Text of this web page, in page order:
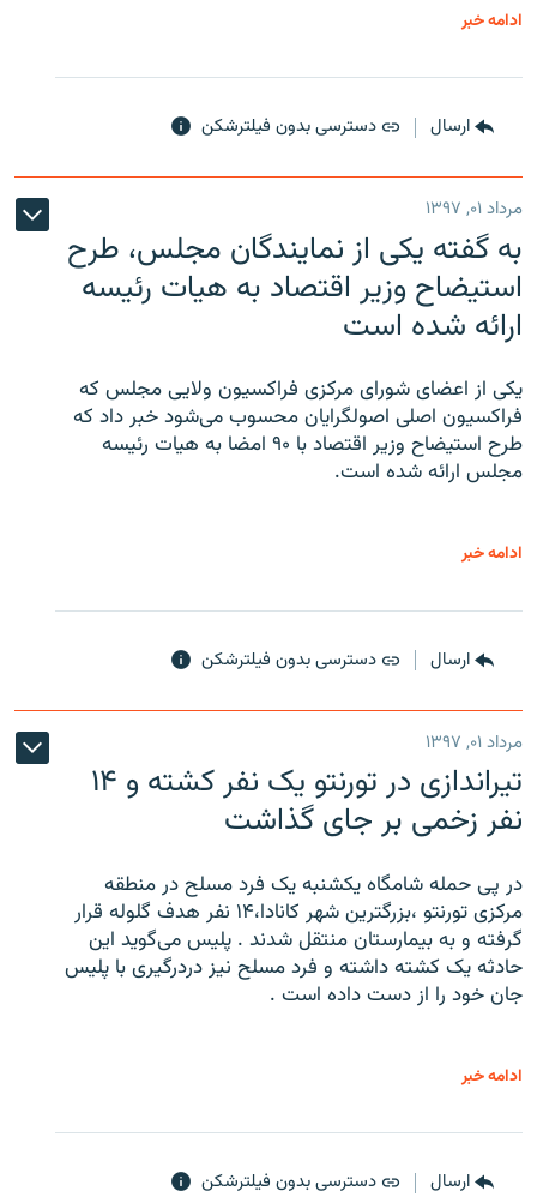
ادامه خبر
ارسال دسترسی بدون فیلترشکن
مرداد ۰۱, ۱۳۹۷
به گفته یکی از نمایندگان مجلس، طرح
استیضاح وزیر اقتصاد به هیات رئیسه
ارائه شده است
یکی از اعضای شورای مرکزی فراکسیون ولایی مجلس که
فراکسیون اصلی اصولگرایان محسوب می‌شود خبر داد که
طرح استیضاح وزیر اقتصاد با ۹۰ امضا به هیات رئیسه
مجلس ارائه شده است.
ادامه خبر
ارسال دسترسی بدون فیلترشکن
مرداد ۰۱, ۱۳۹۷
تیراندازی در تورنتو یک نفر کشته و ۱۴
نفر زخمی بر جای گذاشت
در پی حمله شامگاه یکشنبه یک فرد مسلح در منطقه
مرکزی تورنتو ،‌بزرگترین شهر کانادا،۱۴ نفر هدف گلوله قرار
گرفته و به بیمارستان منتقل شدند . پلیس می‌گوید این
حادثه یک کشته داشته و فرد مسلح نیز دردرگیری با پلیس
جان خود را از دست داده است .
ادامه خبر
ارسال دسترسی بدون فیلترشکن